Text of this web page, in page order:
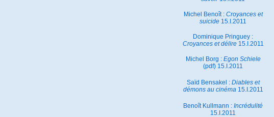
Michel Benoît : Croyances et
suicide 15.I.2011
Dominique Pringuey :
Croyances et délire15.I.2011
Michel Borg : Egon Schiele
(pdf) 15.I.2011
Saïd Bensakel : Diables et
démons au cinéma 15.I.2011
Benoît Kullmann : Incrédulité
15.I.2011